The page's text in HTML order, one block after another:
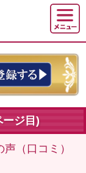
ジ目)
（口コミ）